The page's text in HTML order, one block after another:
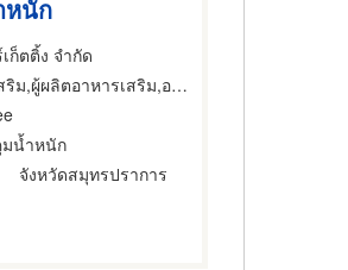
หนัก
ก็ตติ้ง จำกัด
ผลิตอาหารเสริม,อาหารเพื่อสุขภาพ
น้ำหนัก
จังหวัดสมุทรปราการ